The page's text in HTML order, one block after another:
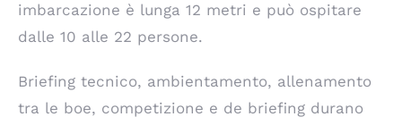
imbarcazione è lunga 12 metri e può ospitare
dalle 10 alle 22 persone.
Briefing tecnico, ambientamento, allenamento
tra le boe, competizione e de briefing durano